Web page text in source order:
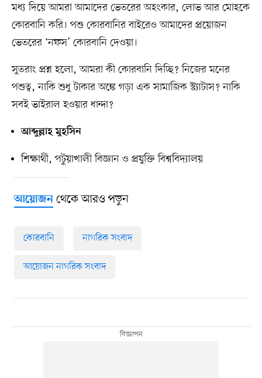
মধ্য দিয়ে আমরা আমাদের ভেতরের অহংকার, লোভ আর মোহকে
কোরবানি করি। পশু কোরবানির বাইরেও আমাদের প্রয়োজন
ভেতরের ‘নফস’ কোরবানি দেওয়া।
সুতরাং প্রশ্ন হলো, আমরা কী কোরবানি দিচ্ছি? নিজের মনের
পশুত্ব, নাকি শুধু টাকার অঙ্কে গড়া এক সামাজিক স্ট্যাটাস? নাকি
সবই ভাইরাল হওয়ার ধান্দা?
আব্দুল্লাহ মুহসিন
শিক্ষার্থী, পটুয়াখালী বিজ্ঞান ও প্রযুক্তি বিশ্ববিদ্যালয়
আয়োজনথেকে আরও পড়ুন
কোরবানি নাগরিক সংবাদ
আয়োজন নাগরিক সংবাদ